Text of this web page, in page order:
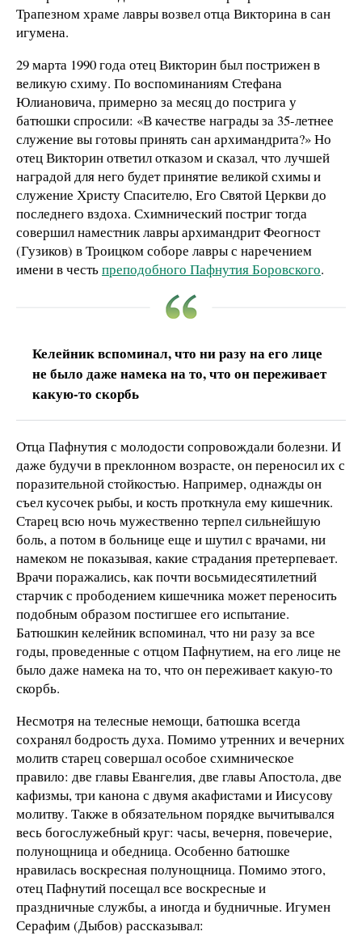
Трапезном храме лавры возвел отца Викторина в сан
игумена.
29 марта 1990 года отец Викторин был пострижен в
великую схиму. По воспоминаниям Стефана
Юлиановича, примерно за месяц до пострига у
батюшки спросили: «В качестве награды за 35-летнее
служение вы готовы принять сан архимандрита?» Но
отец Викторин ответил отказом и сказал, что лучшей
наградой для него будет принятие великой схимы и
служение Христу Спасителю, Его Святой Церкви до
последнего вздоха. Схимнический постриг тогда
совершил наместник лавры архимандрит Феогност
(Гузиков) в Троицком соборе лавры с наречением
имени в честьпреподобного Пафнутия Боровского.
Келейник вспоминал, что ни разу на его лице
не было даже намека на то, что он переживает
какую-то скорбь
Отца Пафнутия с молодости сопровождали болезни. И
даже будучи в преклонном возрасте, он переносил их с
поразительной стойкостью. Например, однажды он
съел кусочек рыбы, и кость проткнула ему кишечник.
Старец всю ночь мужественно терпел сильнейшую
боль, а потом в больнице еще и шутил с врачами, ни
намеком не показывая, какие страдания претерпевает.
Врачи поражались, как почти восьмидесятилетний
старчик с прободением кишечника может переносить
подобным образом постигшее его испытание.
Батюшкин келейник вспоминал, что ни разу за все
годы, проведенные с отцом Пафнутием, на его лице не
было даже намека на то, что он переживает какую-то
скорбь.
Несмотря на телесные немощи, батюшка всегда
сохранял бодрость духа. Помимо утренних и вечерних
молитв старец совершал особое схимническое
правило: две главы Евангелия, две главы Апостола, две
кафизмы, три канона с двумя акафистами и Иисусову
молитву. Также в обязательном порядке вычитывался
весь богослужебный круг: часы, вечерня, повечерие,
полунощница и обедница. Особенно батюшке
нравилась воскресная полунощница. Помимо этого,
отец Пафнутий посещал все воскресные и
праздничные службы, а иногда и будничные. Игумен
Серафим (Дыбов) рассказывал: